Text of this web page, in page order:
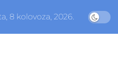
8 kolovoza, 2026.